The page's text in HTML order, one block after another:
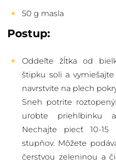
50 g masla
Postup:
Oddeľte žĺtka od
štipku soli a
navrstvite na plech
Sneh potrite
urobte priehlbinku
Nechajte piecť 10-
stupňov. Môžete
čerstvou zeleninou a